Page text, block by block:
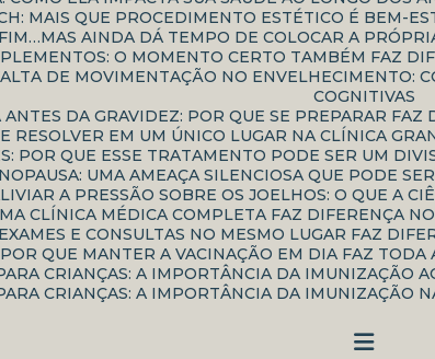
MAIS QUE PROCEDIMENTO ESTÉTICO É BEM-
FIM…MAS AINDA DÁ TEMPO DE COLOCAR A
O MOMENTO CERTO TAMBÉM FAZ
COGNITIVAS
ANTES DA GRAVIDEZ: POR QUE SE PREPARAR FAZ
RESOLVER EM UM ÚNICO LUGAR NA CLÍNICA
POR QUE ESSE TRATAMENTO PODE SER UM
UMA AMEAÇA SILENCIOSA QUE PODE
A PRESSÃO SOBRE OS JOELHOS: O QUE A
CLÍNICA MÉDICA COMPLETA FAZ DIFERENÇA
EXAMES E CONSULTAS NO MESMO LUGAR FAZ
POR QUE MANTER A VACINAÇÃO EM DIA FAZ TODA
CRIANÇAS: A IMPORTÂNCIA DA IMUNIZAÇÃO
CRIANÇAS: A IMPORTÂNCIA DA IMUNIZAÇÃO